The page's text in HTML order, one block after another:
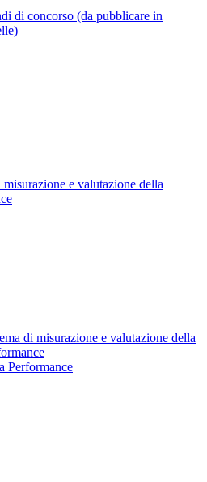
di concorso (da pubblicare in
misurazione e valutazione della
di misurazione e valutazione della
Performance